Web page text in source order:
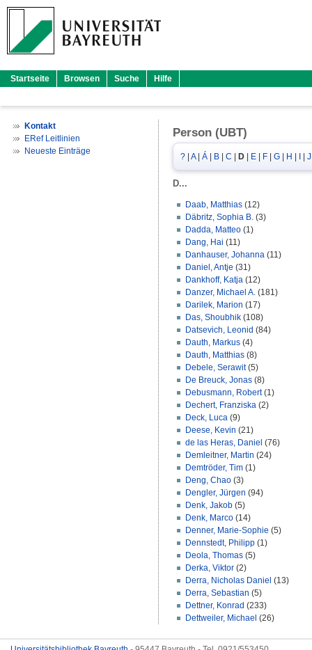
Startseite Browsen Suche Hilfe
Kontakt
ERef Leitlinien
Neueste Einträge
Person (UBT)
? A| Á B C D E F G H J
D...
Daab, Matthias (12)
Däbritz, Sophia B. (3)
Dadda, Matteo (1)
Dang, Hai (11)
Danhauser, Johanna (11)
Daniel, Antje (31)
Dankhoff, Katja (12)
Danzer, Michael A. (181)
Darilek, Marion (17)
Das, Shoubhik (108)
Datsevich, Leonid (84)
Dauth, Markus (4)
Dauth, Matthias (8)
Debele, Serawit(5)
De Breuck, Jonas (8)
Debusmann, Robert(1)
Dechert, Franziska (2)
Deck, Luca (9)
Deese, Kevin (21)
de las Heras, Daniel (76)
Demleitner, Martin (24)
Demtröder, Tim (1)
Deng, Chao (3)
Dengler, Jürgen (94)
Denk, Jakob (5)
Denk, Marco (14)
Denner, Marie-Sophie (5)
Dennstedt, Philipp (1)
Deola, Thomas (5)
Derka, Viktor (2)
Derra, Nicholas Daniel (13)
Derra, Sebastian (5)
Dettner, Konrad (233)
Dettweiler, Michael (26)